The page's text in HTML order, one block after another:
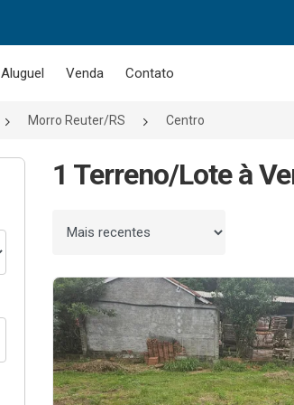
Aluguel Venda Contato
Morro Reuter/RS Centro
1 Terreno/Lote à
Ordenar por